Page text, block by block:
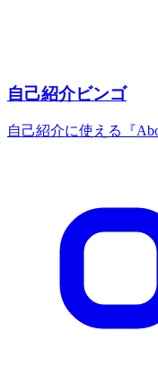
自己紹介ビンゴ
自己紹介に使える『